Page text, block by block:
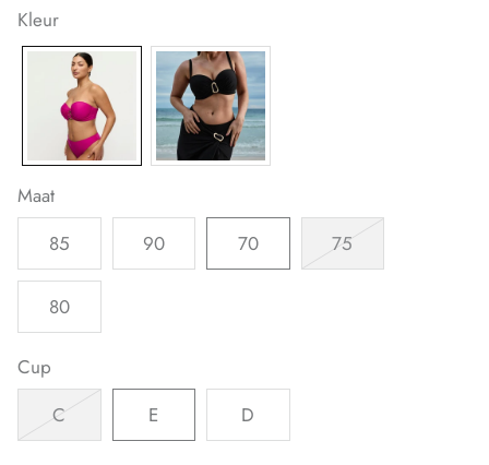
Kleur
Maat
85
90 70 75
80
Cup
C
E D